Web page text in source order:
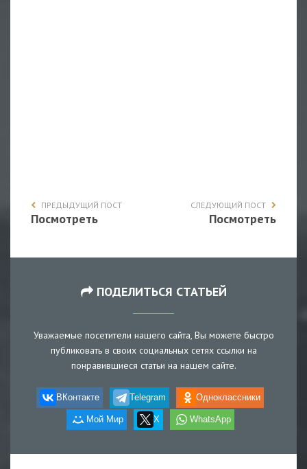
ПРЕДЫДУЩИЙ ПОСТ
Посмотреть
СЛЕДУЮЩИЙ ПОСТ
Посмотреть
ПОДЕЛИТЬСЯ СТАТЬЕЙ
Уважаемые посетители нашего сайта, Вы можете быстро
публиковать в своих социальных сетях ссылки на
понравившиеся статьи на нашем сайте.
ВКонтакте Telegram Одноклассники
Мой Мир X WhatsApp